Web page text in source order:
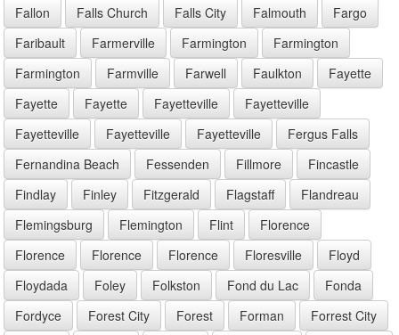
Fallon Falls Church Falls City Falmouth
Fargo
Faribault
Farmerville Farmington
Farmington
Farmington
Farmville Farwell Faulkton
Fayette
Fayette
Fayette Fayetteville
Fayetteville
Fayetteville
Fayetteville Fayetteville
Fergus Falls
Fernandina Beach
Fessenden Fillmore
Fincastle
Findlay
Finley Fitzgerald Flagstaff
Flandreau
Flemingsburg
Flemington Flint
Florence
Florence
Florence Florence Floresville
Floyd
Floydada
Foley Folkston Fond du Lac
Fonda
Fordyce
Forest City Forest Forman
Forrest City